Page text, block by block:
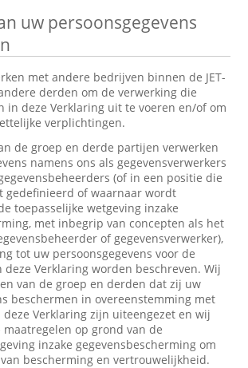
uw persoonsgegevens
met andere bedrijven binnen de JET-
derden om de verwerking die
in deze Verklaring uit te voeren en/of om
verplichtingen.
de groep en derde partijen verwerken
namens ons als gegevensverwerkers
(of in een positie die
gedefinieerd of waarnaar wordt
toepasselijke wetgeving inzake
met inbegrip van concepten als het
of gegevensverwerker),
tot uw persoonsgegevens voor de
Verklaring worden beschreven. Wij
van de groep en derden dat zij uw
beschermen in overeenstemming met
Verklaring zijn uiteengezet en wij
maatregelen op grond van de
inzake gegevensbescherming om
bescherming en vertrouwelijkheid.